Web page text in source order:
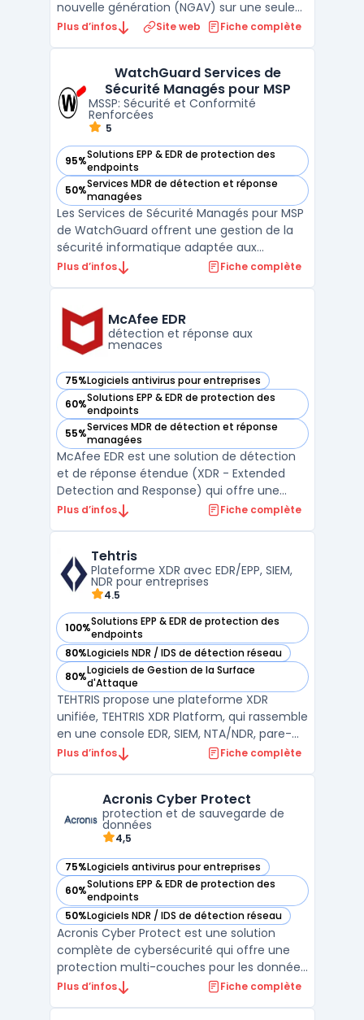
nouvelle génération (NGAV) sur une seule
plateforme. La solution s'installe sur postes
XDR AI Platform pour analyse en temps réel.
La télémétr ...
Plus d’infos Site web Fiche complète
WatchGuard Services de
Sécurité Managés pour MSP
MSSP: Sécurité et Conformité
Renforcées
5
95%Solutions EPP & EDR de protection des
endpoints
— voir WatchGuard Services de Sécurité Managés pour
50%Services MDR de détection et réponse
managées
— voir WatchGuard Services de Sécurité Managés pour
Les Services de Sécurité Managés pour MSP
de WatchGuard offrent une gestion de la
sécurité informatique adaptée aux
revendeurs et intégrateurs à valeur ajoutée
services assurent une surveillance
Plus d’infos Fiche complète
McAfee EDR
détection et réponse aux
menaces
75%Logiciels antivirus pour entreprises
— voir McAfee EDR dans cette catégorie
60%Solutions EPP & EDR de protection des
endpoints
— voir McAfee EDR dans cette catégorie
55%Services MDR de détection et réponse
managées
— voir McAfee EDR dans cette catégorie
McAfee EDR est une solution de détection
et de réponse étendue (XDR - Extended
Detection and Response) qui offre une
visibilité complète sur les activités et les
réponses rapides et précises à toute
menace potentielle. McA ...
Plus d’infos Fiche complète
Tehtris
Plateforme XDR avec EDR/EPP, SIEM,
NDR pour entreprises
4.5
100%Solutions EPP & EDR de protection des
endpoints
— voir Tehtris dans cette catégorie
80%Logiciels NDR / IDS de détection réseau
— voir Tehtris dans cette catégorie
80%Logiciels de Gestion de la Surface
d'Attaque
— voir Tehtris dans cette catégorie
TEHTRIS propose une plateforme XDR
unifiée, TEHTRIS XDR Platform, qui rassemble
en une console EDR, SIEM, NTA/NDR, pare-
feu DNS, SOAR et CTI pour détection et
Proofpoint) et s’intègre via API. Déploiement
possible en ...
Plus d’infos Fiche complète
Acronis Cyber Protect
protection et de sauvegarde de
données
4,5
75%Logiciels antivirus pour entreprises
— voir Acronis Cyber Protect dans cette catégorie
60%Solutions EPP & EDR de protection des
endpoints
— voir Acronis Cyber Protect dans cette catégorie
50%Logiciels NDR / IDS de détection réseau
— voir Acronis Cyber Protect dans cette catégorie
Acronis Cyber Protect est une solution
complète de cybersécurité qui offre une
protection multi-couches pour les données
des entreprises. Cette solution combine la
Plus d’infos Fiche complète